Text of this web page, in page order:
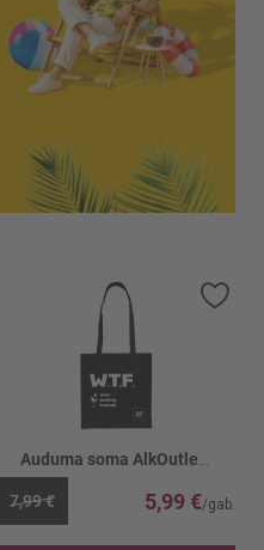
Pievienot vēlmju sarakstam
7,99 € 5,99 €